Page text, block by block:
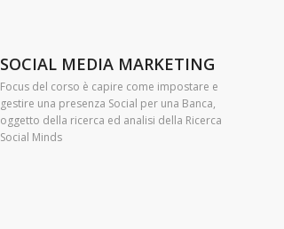
SOCIAL MEDIA MARKETING
Focus del corso è capire come impostare e
gestire una presenza Social per una Banca,
oggetto della ricerca ed analisi della Ricerca
Social Minds